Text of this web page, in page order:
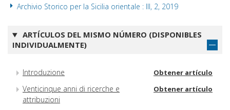
Archivio Storico per la Sicilia orientale : III, 2, 2019
ARTÍCULOS DEL MISMO NÚMERO (DISPONIBLES
INDIVIDUALMENTE)
Introduzione Obtener artículo
Venticinque anni di ricerche e
attribuzioni
Obtener artículo